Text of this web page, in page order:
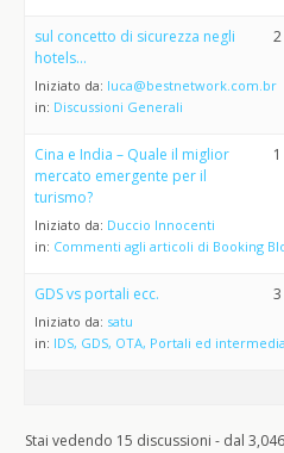
sul concetto di sicurezza negli
hotels…
Iniziato da: luca@bestnetwork.com.br
in: Discussioni Generali
2
Cina e India – Quale il miglior
mercato emergente per il
turismo?
Iniziato da: Duccio Innocenti
in: Commenti agli articoli di Booking
1
GDS vs portali ecc.
Iniziato da: satu
in: IDS, GDS, OTA, Portali ed
3
Stai vedendo 15 discussioni - dal